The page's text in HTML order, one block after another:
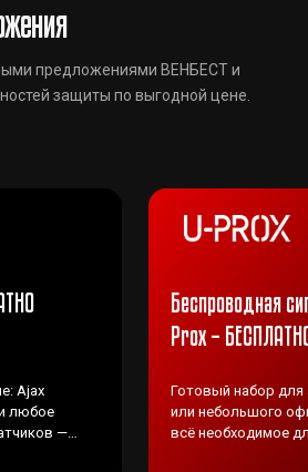
предложениями ВЕНБЕСТ и
защиты по выгодной цене.
Ajax
любое
—
Беспроводная
Prox –
Готовый набор
или небольшого
всё необходимое